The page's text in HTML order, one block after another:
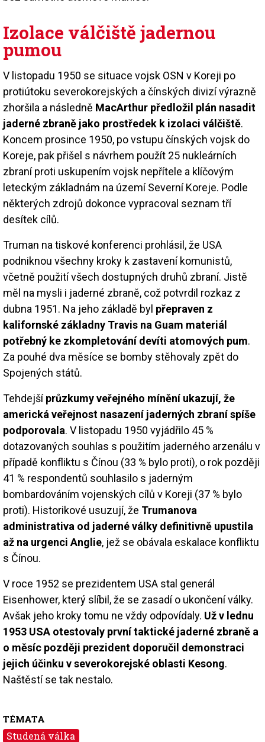
Izolace válčiště jadernou
pumou
V listopadu 1950 se situace vojsk OSN v Koreji po
protiútoku severokorejských a čínských divizí výrazně
zhoršila a následně MacArthur předložil plán nasadit
jaderné zbraně jako prostředek k izolaci válčiště.
Koncem prosince 1950, po vstupu čínských vojsk do
Koreje, pak přišel s návrhem použít 25 nukleárních
zbraní proti uskupením vojsk nepřítele a klíčovým
leteckým základnám na území Severní Koreje. Podle
některých zdrojů dokonce vypracoval seznam tří
desítek cílů.
Truman na tiskové konferenci prohlásil, že USA
podniknou všechny kroky k zastavení komunistů,
včetně použití všech dostupných druhů zbraní. Jistě
měl na mysli i jaderné zbraně, což potvrdil rozkaz z
dubna 1951. Na jeho základě byl přepraven z
kalifornské základny Travis na Guam materiál
potřebný ke zkompletování devíti atomových pum.
Za pouhé dva měsíce se bomby stěhovaly zpět do
Spojených států.
Tehdejšíprůzkumy veřejného mínění ukazují, že
americká veřejnost nasazení jaderných zbraní spíše
podporovala. V listopadu 1950 vyjádřilo 45 %
dotazovaných souhlas s použitím jaderného arzenálu v
případě konfliktu s Čínou (33 % bylo proti), o rok později
41 % respondentů souhlasilo s jaderným
bombardováním vojenských cílů v Koreji (37 % bylo
proti). Historikové usuzují, že Trumanova
administrativa od jaderné války definitivně upustila
až na urgenci Anglie, jež se obávala eskalace konfliktu
s Čínou.
V roce 1952 se prezidentem USA stal generál
Eisenhower, který slíbil, že se zasadí o ukončení války.
Avšak jeho kroky tomu ne vždy odpovídaly. Už v lednu
1953 USA otestovaly první taktické jaderné zbraně a
o měsíc později prezident doporučil demonstraci
jejich účinku v severokorejské oblasti Kesong.
Naštěstí se tak nestalo.
TÉMATA
Studená válka